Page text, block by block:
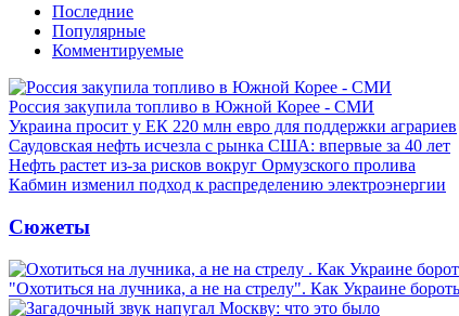
Последние
Популярные
Комментируемые
Россия закупила топливо в Южной Корее - СМИ
Украина просит у ЕК 220 млн евро для поддержки аграриев
Саудовская нефть исчезла с рынка США: впервые за 40 лет
Нефть растет из-за рисков вокруг Ормузского пролива
Кабмин изменил подход к распределению электроэнергии
Сюжеты
"Охотиться на лучника, а не на стрелу". Как Украине